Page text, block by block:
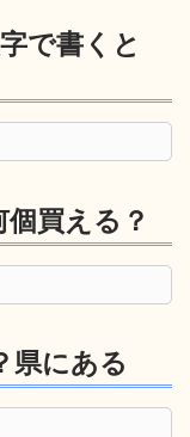
で書くと
買える？
県にある